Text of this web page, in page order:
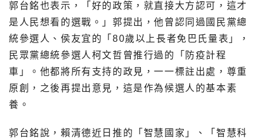
郭台銘也表示，「好的政策，就直接大方認可，這才
是人民想看的選戰。」郭提出，他曾認同過國民黨總
統參選人、侯友宜的「80歲以上長者免巴氏量表」，
民眾黨總統參選人柯文哲曾推行過的「防疫計程
車」。他都將所有支持的政見，一一標註出處，尊重
原創，之後再提出意見，這是作為候選人的基本素
養。
郭台銘說，賴清德近日推的「智慧國家」、「智慧科